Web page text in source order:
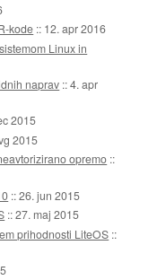
kode :: 12. apr 2016
Linux in
naprav ::4. apr
2015
2015
opremo ::
::26. jun 2015
::27. maj 2015
prihodnosti LiteOS ::